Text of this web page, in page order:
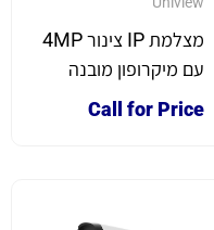
מצלמת IP צינור 4MP
עם מיקרופון מובנה
וזווית רחבה
Call for Price